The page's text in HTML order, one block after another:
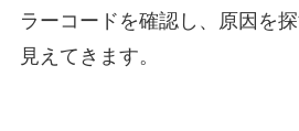
ラーコードを確認し、原因を
見えてきます。